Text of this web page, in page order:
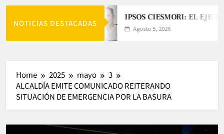
NOTICIAS DESTACADAS
IPSOS CIESMORI: EL EJE
Agosto 5, 2026
Home 2025 mayo
3
ALCALDÍA EMITE COMUNICADO REITERANDO
SITUACIÓN DE EMERGENCIA POR LA BASURA